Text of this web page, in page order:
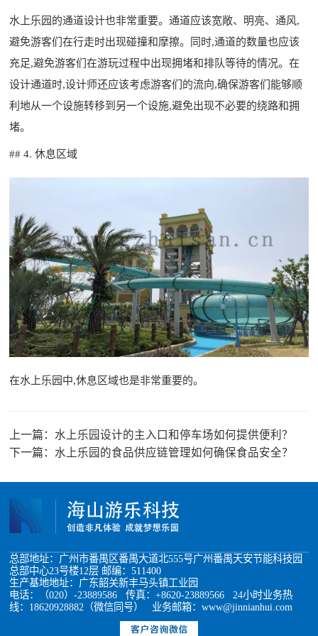
水上乐园的通道设计也非常重要。通道应该宽敞、明亮、通风,
避免游客们在行走时出现碰撞和摩擦。同时,通道的数量也应该
充足,避免游客们在游玩过程中出现拥堵和排队等待的情况。在
设计通道时,设计师还应该考虑游客们的流向,确保游客们能够顺
利地从一个设施转移到另一个设施,避免出现不必要的绕路和拥
堵。
## 4. 休息区域
在水上乐园中,休息区域也是非常重要的。
上一篇： 水上乐园设计的主入口和停车场如何提供便利？
下一篇： 水上乐园的食品供应链管理如何确保食品安全？
总部地址：广州市番禺区番禺大道北555号广州番禺天安节能科技园
总部中心23号楼12层 邮编：511400
生产基地地址：广东韶关新丰马头镇工业园
电话：（020）-23889586 传真：+8620-23889566 24小时业务热
线：18620928882（微信同号） 业务邮箱：www@jinnianhui.com